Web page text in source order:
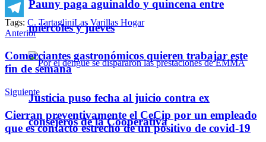
Pauny paga aguinaldo y quincena entre
miércoles y jueves
Justicia puso fecha al juicio contra ex
consejeros de la Cooperativa
WhatsApp
Telegram
Tags: C. TartagliniLas Varillas Hogar
Anterior
Comerciantes gastronómicos quieren trabajar este
fin de semana
Siguiente
Cierran preventivamente el CeCip por un empleado
que es contacto estrecho de un positivo de covid-19